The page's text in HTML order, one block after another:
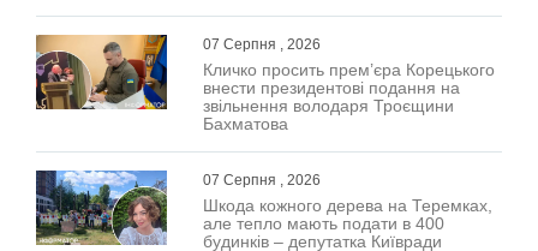
07 Серпня , 2026
Кличко просить прем’єра Корецького
внести президентові подання на
звільнення володаря Троєщини
Бахматова
07 Серпня , 2026
Шкода кожного дерева на Теремках,
але тепло мають подати в 400
будинків – депутатка Київради